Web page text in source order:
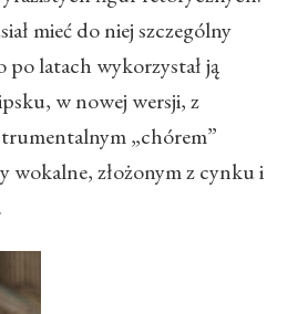
mieć do niej szczególny
po latach wykorzystał ją
w nowej wersji, z
„chórem”
wokalne, złożonym z cynku i